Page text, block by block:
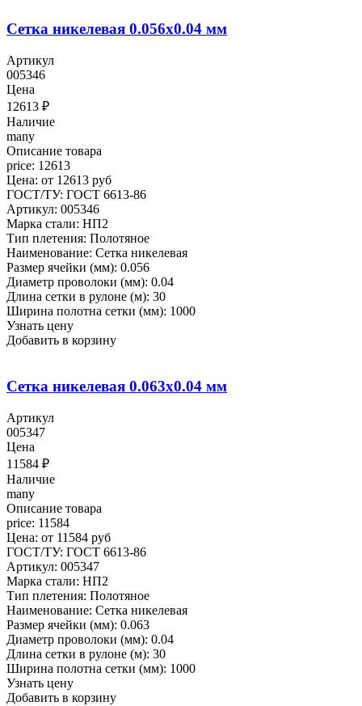
Сетка никелевая 0.056x0.04 мм
Артикул
005346
Цена
12613 ₽
Наличие
many
Описание товара
price: 12613
Цена: от 12613 руб
ГОСТ/ТУ: ГОСТ 6613-86
Артикул: 005346
Марка стали: НП2
Тип плетения: Полотяное
Наименование: Сетка никелевая
Размер ячейки (мм): 0.056
Диаметр проволоки (мм): 0.04
Длина сетки в рулоне (м): 30
Ширина полотна сетки (мм): 1000
Узнать цену
Добавить в корзину
Сетка никелевая 0.063x0.04 мм
Артикул
005347
Цена
11584 ₽
Наличие
many
Описание товара
price: 11584
Цена: от 11584 руб
ГОСТ/ТУ: ГОСТ 6613-86
Артикул: 005347
Марка стали: НП2
Тип плетения: Полотяное
Наименование: Сетка никелевая
Размер ячейки (мм): 0.063
Диаметр проволоки (мм): 0.04
Длина сетки в рулоне (м): 30
Ширина полотна сетки (мм): 1000
Узнать цену
Добавить в корзину